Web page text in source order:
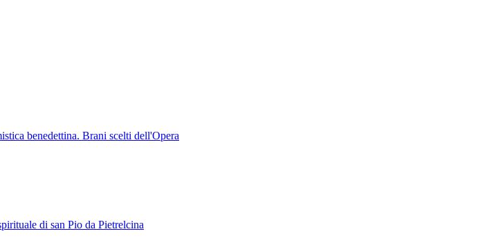
benedettina. Brani scelti dell'Opera
di san Pio da Pietrelcina